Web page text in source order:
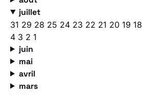
juillet
31 29 28 25 24 23 22 21 20 19 18
4 3 2 1
juin
mai
avril
mars